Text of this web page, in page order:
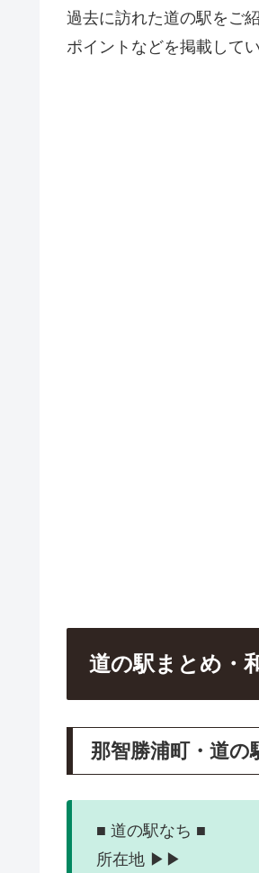
過去に訪れた道の駅をご
ポイントなどを掲載してい
道の駅まとめ
那智勝浦町・道の
■ 道の駅なち ■
所在地 ▶▶